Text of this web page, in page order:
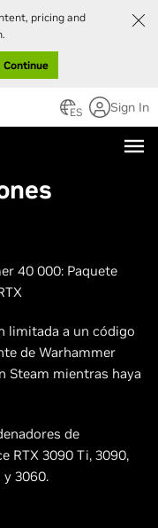
pricing and
Continue
ES Sign In
40 000: Paquete
limitada a un código
de Warhammer
Steam mientras haya
de
RTX 3090 Ti, 3090,
y 3060.